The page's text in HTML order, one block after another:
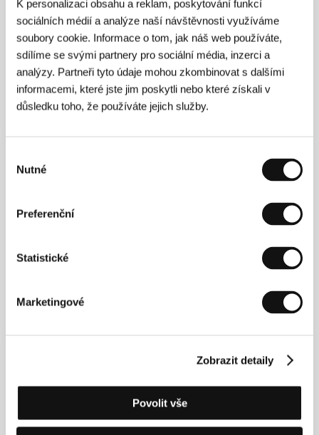
K personalizaci obsahu a reklam, poskytování funkcí
sociálních médií a analýze naší návštěvnosti využíváme
soubory cookie. Informace o tom, jak náš web používáte,
sdílíme se svými partnery pro sociální média, inzerci a
analýzy. Partneři tyto údaje mohou zkombinovat s dalšími
informacemi, které jste jim poskytli nebo které získali v
důsledku toho, že používáte jejich služby.
souhlasu
Nutné
Preferenční
Statistické
Marketingové
Zobrazit detaily
Povolit vše
Press kontakt
Martina Reková
Březinova 492/13, 186 00, Praha 8
Česká republika
E-mail:martina.rekova@4press.cz
E-mail:
Film Director
Vladimír Brož